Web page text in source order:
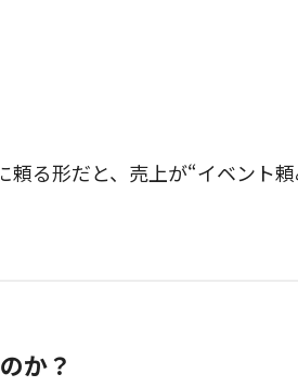
る形だと、売上が“イベント
か？